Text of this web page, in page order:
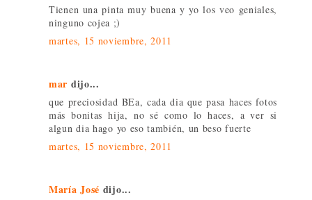
Tienen una pinta muy buena y yo los veo geniales,
ninguno cojea ;)
martes, 15 noviembre, 2011
mar dijo...
que preciosidad BEa, cada dia que pasa haces fotos
más bonitas hija, no sé como lo haces, a ver si
algun dia hago yo eso también, un beso fuerte
martes, 15 noviembre, 2011
María José dijo...